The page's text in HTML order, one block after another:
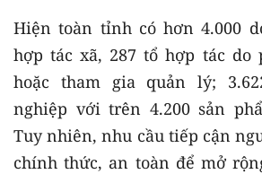
Hiện toàn tỉnh có hơn 4.000
hợp tác xã, 287 tổ hợp tác do
hoặc tham gia quản lý;
nghiệp với trên 4.200 sản
Tuy nhiên, nhu cầu tiếp cận
chính thức, an toàn để mở